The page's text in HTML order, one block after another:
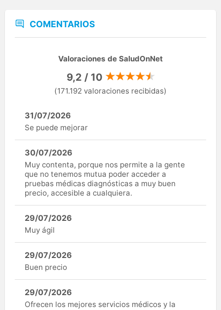
COMENTARIOS
Valoraciones de SaludOnNet
9,2 / 10
(171.192 valoraciones recibidas)
31/07/2026
Se puede mejorar
30/07/2026
Muy contenta, porque nos permite a la gente
que no tenemos mutua poder acceder a
pruebas médicas diagnósticas a muy buen
precio, accesible a cualquiera.
29/07/2026
Muy ágil
29/07/2026
Buen precio
29/07/2026
Ofrecen los mejores servicios médicos y la